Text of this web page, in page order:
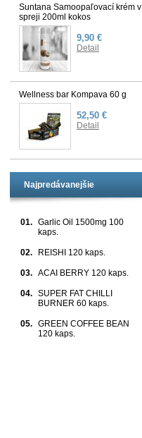
Suntana Samoopaľovací krém v
spreji 200ml kokos
9,90 €
Detail
Wellness bar Kompava 60 g
52,50 €
Detail
Najpredávanejšie
01. Garlic Oil 1500mg 100
kaps.
02. REISHI 120 kaps.
03. ACAI BERRY 120 kaps.
04. SUPER FAT CHILLI
BURNER 60 kaps.
05. GREEN COFFEE BEAN
120 kaps.